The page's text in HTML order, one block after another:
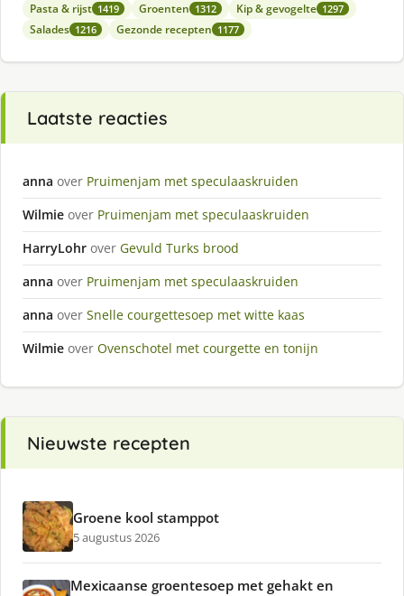
Pasta & rijst 1419 Groenten 1312 Kip & gevogelte 1297
Salades 1216 Gezonde recepten 1177
Laatste reacties
anna over Pruimenjam met speculaaskruiden
Wilmie over Pruimenjam met speculaaskruiden
HarryLohr over Gevuld Turks brood
anna over Pruimenjam met speculaaskruiden
anna over Snelle courgettesoep met witte kaas
Wilmie over Ovenschotel met courgette en tonijn
Nieuwste recepten
Groene kool stamppot
5 augustus 2026
Mexicaanse groentesoep met gehakt en